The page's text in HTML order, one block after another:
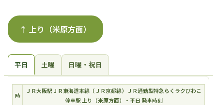
↑ 上り（米原方面）
平日 土曜 日曜・祝日
時
ＪＲ大阪駅ＪＲ東海道本線（ＪＲ京都線）ＪＲ通勤型特急らくラクびわこ
停車駅 上り（米原方面）・平日 発車時刻